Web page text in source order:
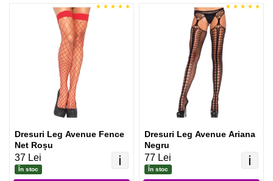
ℹ️
Dresuri Leg Avenue Fence
Net Roșu
37 Lei
În stoc
ℹ️
Dresuri Leg Avenue Ariana
Negru
77 Lei
În stoc